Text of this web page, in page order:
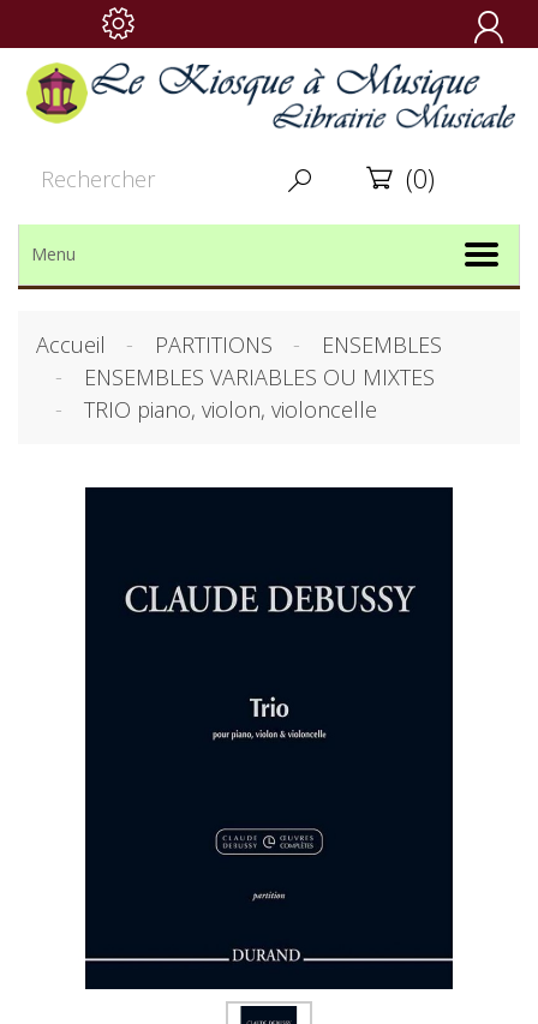

  (0)
Menu
Accueil PARTITIONS
ENSEMBLES
ENSEMBLES VARIABLES OU MIXTES
TRIO piano, violon, violoncelle